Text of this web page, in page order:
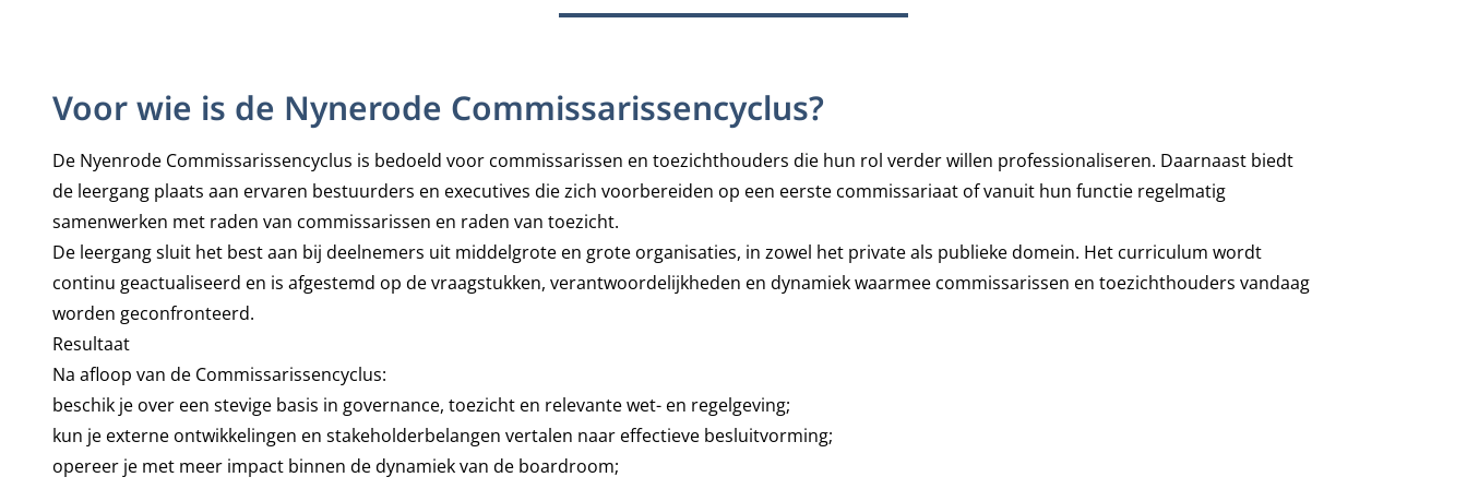
Voor wie is de Nynerode Commissarissencyclus?
De Nyenrode Commissarissencyclus is bedoeld voor commissarissen en toezichthouders die hun rol verder willen professionaliseren. Daarnaast biedt
de leergang plaats aan ervaren bestuurders en executives die zich voorbereiden op een eerste commissariaat of vanuit hun functie regelmatig
samenwerken met raden van commissarissen en raden van toezicht.
De leergang sluit het best aan bij deelnemers uit middelgrote en grote organisaties, in zowel het private als publieke domein. Het curriculum wordt
continu geactualiseerd en is afgestemd op de vraagstukken, verantwoordelijkheden en dynamiek waarmee commissarissen en toezichthouders vandaag
worden geconfronteerd.
Resultaat
Na afloop van de Commissarissencyclus:
beschik je over een stevige basis in governance, toezicht en relevante wet- en regelgeving;
kun je externe ontwikkelingen en stakeholderbelangen vertalen naar effectieve besluitvorming;
opereer je met meer impact binnen de dynamiek van de boardroom;